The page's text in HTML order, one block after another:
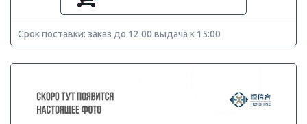
Срок поставки: заказ до 12:00 выдача к 15:00